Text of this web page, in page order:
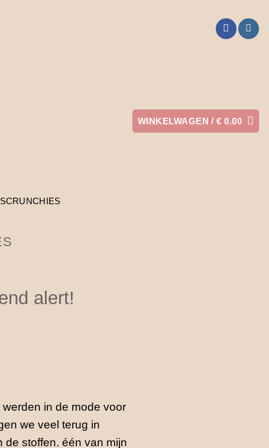
WINKELWAGEN /€ 0.00
SCRUNCHIES
alert!
in de mode voor
we veel terug in
de stoffen. één van mijn